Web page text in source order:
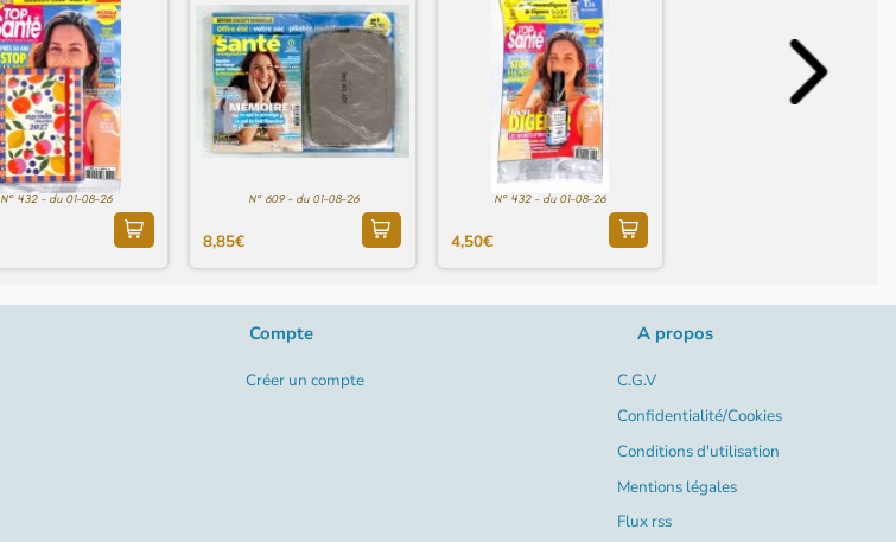
N° 432 - du 01-08-26 N° 609 - du 01-08-26
8,85€
N° 432 - du 01-08-26
4,50€
Compte
Créer un compte
A propos
C.G.V
Confidentialité/Cookies
Conditions d'utilisation
Mentions légales
Flux rss